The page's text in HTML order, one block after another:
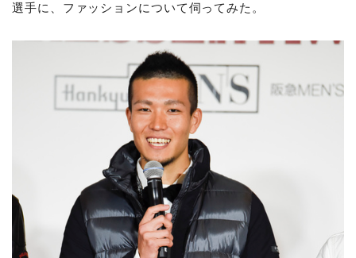
選手に、ファッションについて伺ってみた。